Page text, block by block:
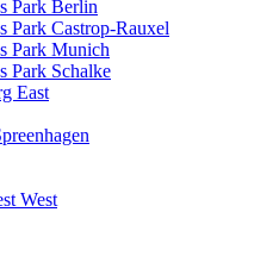
Park Berlin
Park Castrop-Rauxel
Park Munich
Park Schalke
East
West